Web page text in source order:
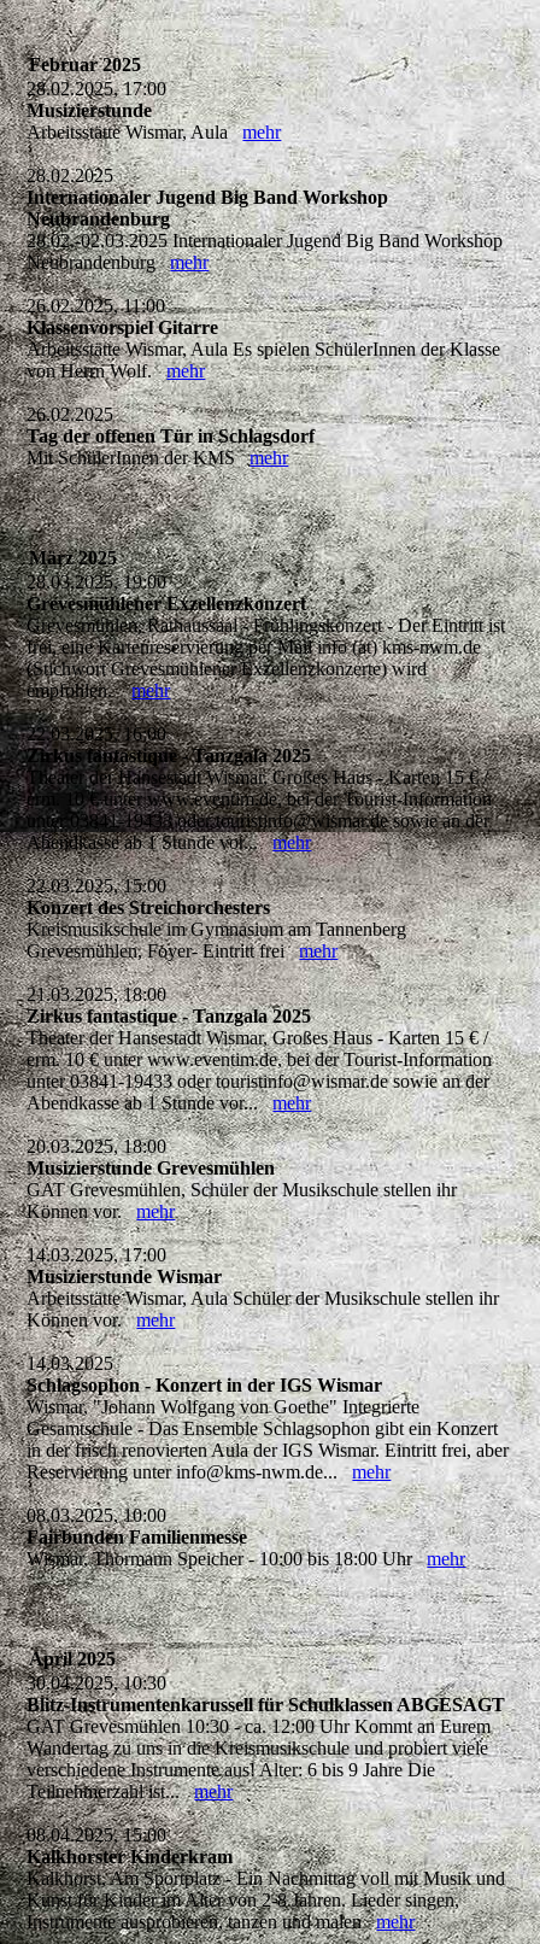
Februar 2025
28.02.2025, 17:00
Musizierstunde
Arbeitsstätte Wismar, Aulamehr
28.02.2025
Internationaler Jugend Big Band Workshop
Neubrandenburg
28.02.-02.03.2025 Internationaler Jugend Big Band Workshop
Neubrandenburgmehr
26.02.2025, 11:00
Klassenvorspiel Gitarre
Arbeitsstätte Wismar, Aula Es spielen SchülerInnen der Klasse
von Herrn Wolf.mehr
26.02.2025
Tag der offenen Tür in Schlagsdorf
Mit SchülerInnen der KMSmehr
März 2025
28.03.2025, 19:00
Grevesmühlener Exzellenzkonzert
Grevesmühlen, Rathaussaal - Frühlingskonzert - Der Eintritt ist
frei, eine Kartenreservierung per Mail info (at) kms-nwm.de
(Stichwort Grevesmühlener Exzellenzkonzerte) wird
empfohlen.mehr
22.03.2025, 16:00
Zirkus fantastique - Tanzgala 2025
Theater der Hansestadt Wismar, Großes Haus - Karten 15 € /
erm. 10 € unter www.eventim.de, bei der Tourist-Information
unter 03841-19433 oder touristinfo@wismar.de sowie an der
Abendkasse ab 1 Stunde vor...mehr
22.03.2025, 15:00
Konzert des Streichorchesters
Kreismusikschule im Gymnasium am Tannenberg
Grevesmühlen, Foyer- Eintritt freimehr
21.03.2025, 18:00
Zirkus fantastique - Tanzgala 2025
Theater der Hansestadt Wismar, Großes Haus - Karten 15 € /
erm. 10 € unter www.eventim.de, bei der Tourist-Information
unter 03841-19433 oder touristinfo@wismar.de sowie an der
Abendkasse ab 1 Stunde vor...mehr
20.03.2025, 18:00
Musizierstunde Grevesmühlen
GAT Grevesmühlen, Schüler der Musikschule stellen ihr
Können vor.mehr
14.03.2025, 17:00
Musizierstunde Wismar
Arbeitsstätte Wismar, Aula Schüler der Musikschule stellen ihr
Können vor.mehr
14.03.2025
Schlagsophon - Konzert in der IGS Wismar
Wismar, "Johann Wolfgang von Goethe" Integrierte
Gesamtschule - Das Ensemble Schlagsophon gibt ein Konzert
in der frisch renovierten Aula der IGS Wismar. Eintritt frei, aber
Reservierung unter info@kms-nwm.de...mehr
08.03.2025, 10:00
Fairbunden Familienmesse
Wismar, Thormann Speicher - 10:00 bis 18:00 Uhrmehr
April 2025
30.04.2025, 10:30
Blitz-Instrumentenkarussell für Schulklassen ABGESAGT
GAT Grevesmühlen 10:30 - ca. 12:00 Uhr Kommt an Eurem
Wandertag zu uns in die Kreismusikschule und probiert viele
verschiedene Instrumente aus! Alter: 6 bis 9 Jahre Die
Teilnehmerzahl ist...mehr
08.04.2025, 15:00
Kalkhorster Kinderkram
Kalkhorst, Am Sportplatz - Ein Nachmittag voll mit Musik und
Kunst für Kinder im Alter von 2-8 Jahren. Lieder singen,
Instrumente ausprobieren, tanzen und malenmehr